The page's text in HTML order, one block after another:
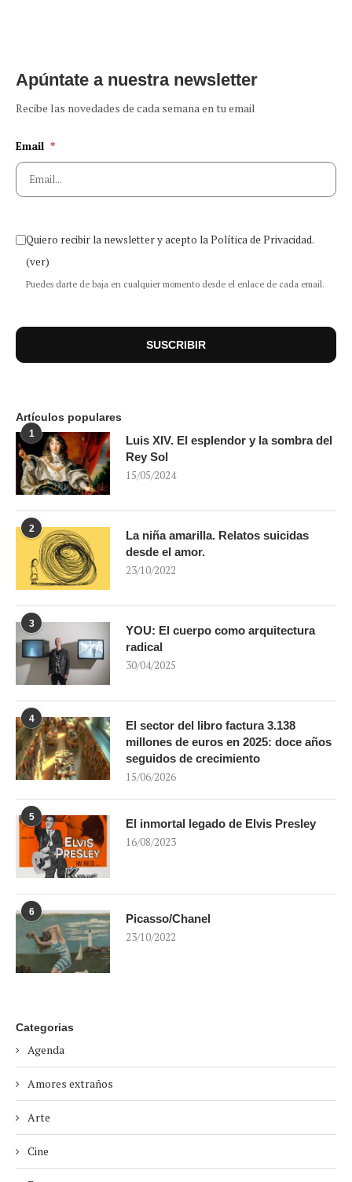
Apúntate a nuestra newsletter
Recibe las novedades de cada semana en tu email
Email *
Quiero recibir la newsletter y acepto la Política de Privacidad.
(ver)
Puedes darte de baja en cualquier momento desde el enlace de cada email.
Artículos populares
1
Luis XIV. El esplendor y la sombra del
Rey Sol
15/05/2024
2
La niña amarilla. Relatos suicidas
desde el amor.
23/10/2022
3
YOU: El cuerpo como arquitectura
radical
30/04/2025
4
El sector del libro factura 3.138
millones de euros en 2025: doce años
seguidos de crecimiento
15/06/2026
5
El inmortal legado de Elvis Presley
16/08/2023
6
Picasso/Chanel
23/10/2022
Categorias
Agenda
Amores extraños
Arte
Cine